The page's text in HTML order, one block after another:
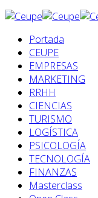
Portada
CEUPE
EMPRESAS
MARKETING
RRHH
CIENCIAS
TURISMO
LOGÍSTICA
PSICOLOGÍA
TECNOLOGÍA
FINANZAS
Masterclass